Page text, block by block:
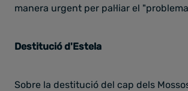
manera urgent per pal·liar el
Destitució d'Estela
Sobre la destitució del cap dels